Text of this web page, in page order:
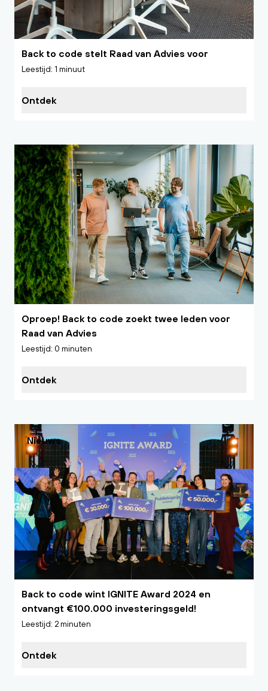
Back to code stelt Raad van Advies voor
Leestijd: 1 minuut
Ontdek
Nieuws
Oproep! Back to code zoekt twee leden voor
Raad van Advies
Leestijd: 0 minuten
Ontdek
Nieuws
Back to code wint IGNITE Award 2024 en
ontvangt €100.000 investeringsgeld!
Leestijd: 2 minuten
Ontdek